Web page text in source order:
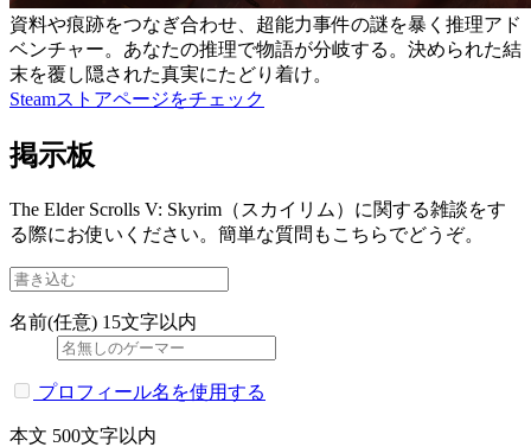
資料や痕跡をつなぎ合わせ、超能力事件の謎を暴く推理アド
ベンチャー。あなたの推理で物語が分岐する。決められた結
末を覆し隠された真実にたどり着け。
Steamストアページをチェック
掲示板
The Elder Scrolls V: Skyrim（スカイリム）に関する雑談をす
る際にお使いください。簡単な質問もこちらでどうぞ。
名前(任意) 15文字以内
プロフィール名を使用する
本文 500文字以内